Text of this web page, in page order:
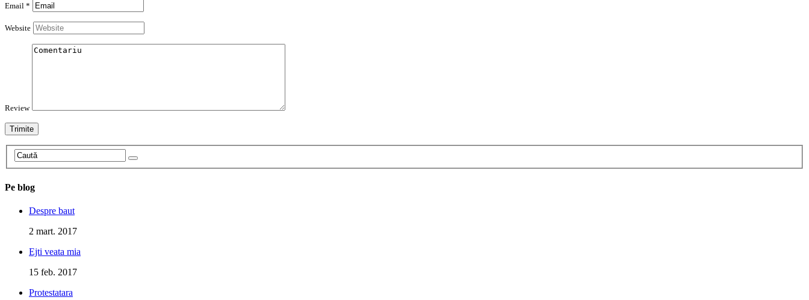
Email *
Website
Review
Pe blog
Despre baut
2 mart. 2017
Ejti veata mia
15 feb. 2017
Protestatara